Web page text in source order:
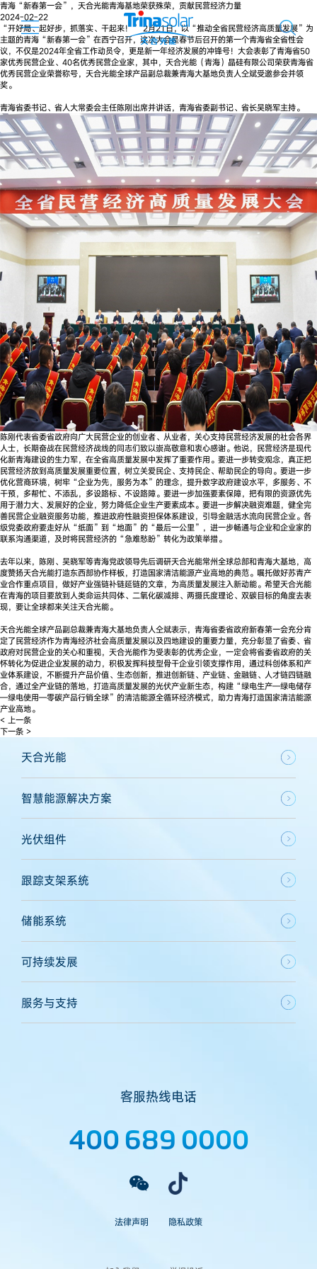
青海“新春第一会”，天合光能青海基地荣获殊荣，贡献民营经济力量
2024-02-22
“开好局、起好步，抓落实、干起来！” 2月21日，以“推动全省民营经济高质量发展”为
主题的青海“新春第一会”在西宁召开，这次大会是春节后召开的第一个青海省全省性会
议，不仅是2024年全省工作动员令，更是新一年经济发展的冲锋号！大会表彰了青海省50
家优秀民营企业、40名优秀民营企业家，其中，天合光能（青海）晶硅有限公司荣获青海省
优秀民营企业荣誉称号，天合光能全球产品副总裁兼青海大基地负责人仝斌受邀参会并领
奖。
青海省委书记、省人大常委会主任陈刚出席并讲话，青海省委副书记、省长吴晓军主持。
陈刚代表省委省政府向广大民营企业的创业者、从业者，关心支持民营经济发展的社会各界
人士，长期奋战在民营经济战线的同志们致以崇高敬意和衷心感谢。他说，民营经济是现代
化新青海建设的生力军，在全省高质量发展中发挥了重要作用。要进一步转变观念，真正把
民营经济放到高质量发展重要位置，树立关爱民企、支持民企、帮助民企的导向。要进一步
优化营商环境，树牢“企业为先，服务为本”的理念，提升数字政府建设水平，多服务、不
干预，多帮忙、不添乱，多设路标、不设路障。要进一步加强要素保障，把有限的资源优先
用于潜力大、发展好的企业，努力降低企业生产要素成本。要进一步解决融资难题，健全完
善民营企业融资服务功能，推进政府性融资担保体系建设，引导金融活水流向民营企业。各
级党委政府要走好从“纸面”到“地面”的“最后一公里”，进一步畅通与企业和企业家的
联系沟通渠道，及时将民营经济的“急难愁盼”转化为政策举措。
去年以来，陈刚、吴晓军等青海党政领导先后调研天合光能常州全球总部和青海大基地，高
度赞扬天合光能打造东西部协作样板，打造国家清洁能源产业高地的典范。嘱托做好苏青产
业合作重点项目，做好产业强链补链延链的文章，为高质量发展注入新动能。希望天合光能
在青海的项目要放到人类命运共同体、二氧化碳减排、两摄氏度理论、双碳目标的角度去表
现，要让全球都来关注天合光能。
天合光能全球产品副总裁兼青海大基地负责人仝斌表示，青海省委省政府新春第一会充分肯
定了民营经济作为青海经济社会高质量发展以及四地建设的重要力量，充分彰显了省委、省
政府对民营企业的关心和重视，天合光能作为受表彰的优秀企业，一定会将省委省政府的关
怀转化为促进企业发展的动力，积极发挥科技型骨干企业引领支撑作用，通过科创体系和产
业体系建设，不断提升产品价值、生态创新，推进创新链、产业链、金融链、人才链四链融
合，通过全产业链的落地，打造高质量发展的光伏产业新生态，构建“绿电生产—绿电储存
—绿电使用—零碳产品行销全球”的清洁能源全循环经济模式，助力青海打造国家清洁能源
产业高地。
< 上一条
下一条 >
天合光能
智慧能源解决方案
光伏组件
跟踪支架系统
储能系统
可持续发展
服务与支持
客服热线电话
400 689 0000
法律声明 隐私政策